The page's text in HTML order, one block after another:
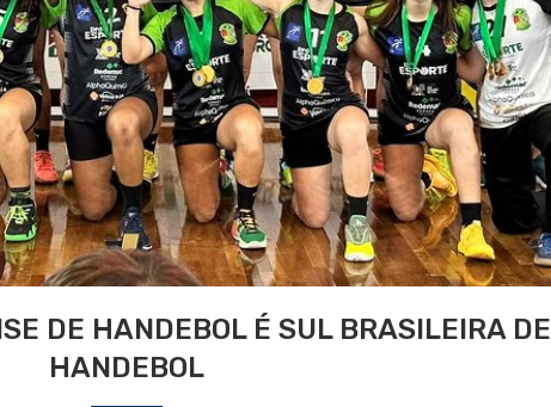
DE HANDEBOL É SUL BRASILEIRA DE
HANDEBOL